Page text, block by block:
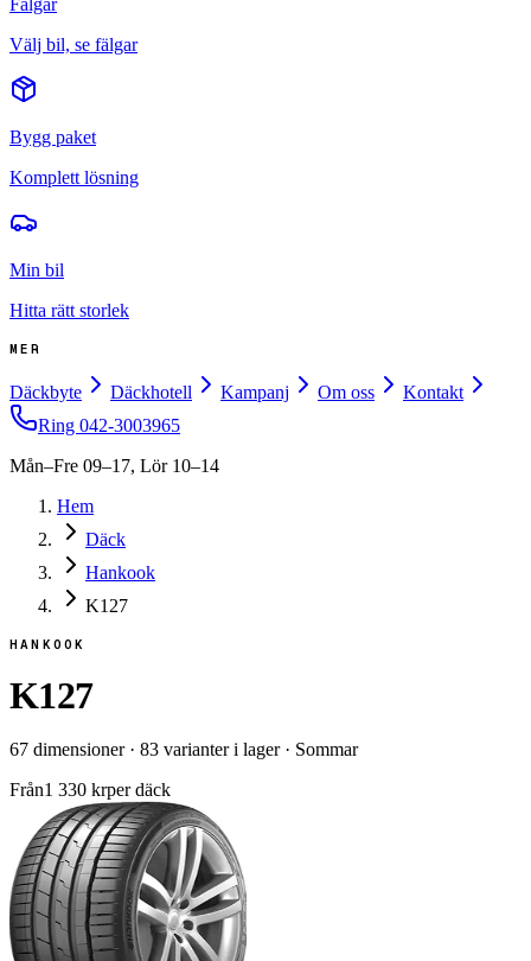
Fälgar
Välj bil, se fälgar
Bygg paket
Komplett lösning
Min bil
Hitta rätt storlek
MER
Däckbyte Däckhotell Kampanj Om oss
Kontakt
Ring 042-3003965
Mån–Fre 09–17, Lör 10–14
Hem
Däck
Hankook
K127
HANKOOK
K127
67 dimensioner· 83 varianter i lager· Sommar
Från1 330 krper däck